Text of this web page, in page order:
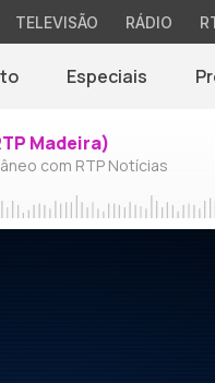
TELEVISÃO RÁDIO
Especiais
Madeira)
com RTP Notícias